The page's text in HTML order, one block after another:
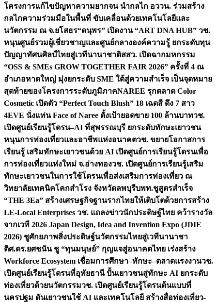
โครงการแก้ไขปัญหาความยากจน นำกลไก อววน. ร่วมสร้าง
กลไกความร่วมมือในพื้นที่ ขับเคลื่อนด้วยเทคโนโลยีและ
นวัตกรรม ณ จ.ยโสธร“ดนุพร” เปิดงาน “ART DNA HUB” วช.
หนุนศูนย์รวมผู้เชี่ยวชาญและศูนย์กลางองค์ความรู้ ยกระดับทุน
ปัญญาทัศนศิลป์ไทยสู่เวทีนานาชาติสสว. เปิดฉากมหกรรม
“OSS & SMEs GROW TOGETHER FAIR 2026” ครั้งที่ 4 ณ
อำเภอหาดใหญ่ มุ่งยกระดับ SME ใต้สู่ความสำเร็จ เป็นจุดหมาย
สุดท้ายของโครงการระดับภูมิภาคNAREE รุกตลาด Color
Cosmetic เปิดตัว “Perfect Touch Blush” 18 เฉดสี ดึง 7 สาว
4EVE นั่งแท่น Face of Naree ตั้งเป้ายอดขาย 100 ล้านบาทวช.
เปิดศูนย์เรียนรู้โดรน–AI ที่สุพรรณบุรี ยกระดับทักษะเยาวชน
หนุนการท่องเที่ยวและอาชีพแห่งอนาคตวช. ขยายโอกาสการ
เรียนรู้ เสริมทักษะเยาวชนด้วย AI เปิดศูนย์การเรียนรู้โดรนเพื่อ
การท่องเที่ยวแห่งใหม่ จ.อ่างทองวช. เปิดศูนย์การเรียนรู้เสริม
ทักษะเยาวชนในการใช้โดรนเพื่อส่งเสริมการท่องเที่ยว ณ
วิทยาลัยเทคนิคโคกสำโรง จังหวัดลพบุรีบพท.ชูสูตรสำเร็จ
“THE 3Ea” สร้างเศรษฐกิจฐานรากไทยให้เติบโตด้วยการสร้าง
LE-Local Enterprises วช. แถลงข่าวนักประดิษฐ์ไทย คว้ารางวัล
จากเวที 2026 Japan Design, Idea and Invention Expo (JDIE
2026) ชูศักยภาพสิ่งประดิษฐ์นวัตกรรมไทยสู่เวทีนานาชา
ติศ.ดร.ยศชนัน ชู “ทุนมนุษย์” กุญแจสู่อนาคตไทย เร่งสร้าง
Workforce Ecosystem เชื่อมการศึกษา–ทักษะ–ตลาดแรงงานวช.
เปิดศูนย์เรียนรู้โดรนที่อุทัยธานี ปั้นเยาวชนสู่ทักษะ AI ยกระดับ
ท่องเที่ยวด้วยนวัตกรรมวช. เปิดศูนย์เรียนรู้โดรนต้นแบบที่
นครปฐม ดันเยาวชนใช้ AI และเทคโนโลยี สร้างสื่อท่องเที่ยว-